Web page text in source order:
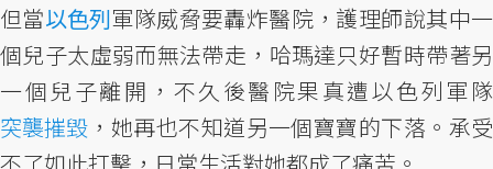
但當以色列軍隊威脅要轟炸醫院，護理師說其中一
個兒子太虛弱而無法帶走，哈瑪達只好暫時帶著另
一個兒子離開，不久後醫院果真遭以色列軍隊
突襲摧毀 ，她再也不知道另一個寶寶的下落。承受